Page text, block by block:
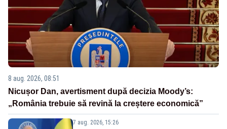
8 aug. 2026, 08:51
Nicușor Dan, avertisment după decizia Moody’s:
„România trebuie să revină la creștere economică”
7 aug. 2026, 15:26